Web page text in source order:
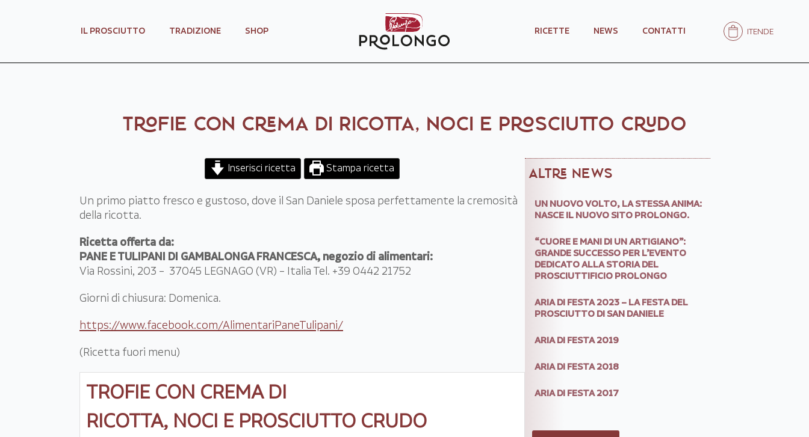
IL PROSCIUTTO TRADIZIONE SHOP RICETTE NEWS CONTATTI ITENDE
TROFIE CON CREMA DI RICOTTA, NOCI E PROSCIUTTO CRUDO
Inserisci ricetta Stampa ricetta
Un primo piatto fresco e gustoso, dove il San Daniele sposa perfettamente la cremosità
della ricotta.
Ricetta offerta da:
PANE E TULIPANI DI GAMBALONGA FRANCESCA, negozio di alimentari:
Via Rossini, 203 – 37045 LEGNAGO (VR) – Italia Tel. +39 0442 21752
Giorni di chiusura: Domenica.
https://www.facebook.com/AlimentariPaneTulipani/
(Ricetta fuori menu)
TROFIE CON CREMA DI
RICOTTA, NOCI E PROSCIUTTO CRUDO
ALTRE NEWS
UN NUOVO VOLTO, LA STESSA ANIMA:
NASCE IL NUOVO SITO PROLONGO.
“CUORE E MANI DI UN ARTIGIANO”:
GRANDE SUCCESSO PER L’EVENTO
DEDICATO ALLA STORIA DEL
PROSCIUTTIFICIO PROLONGO
ARIA DI FESTA 2023 – LA FESTA DEL
PROSCIUTTO DI SAN DANIELE
ARIA DI FESTA 2019
ARIA DI FESTA 2018
ARIA DI FESTA 2017